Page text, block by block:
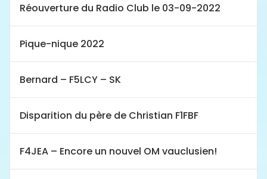
Réouverture du Radio Club le 03-09-2022
Pique-nique 2022
Bernard – F5LCY – SK
Disparition du père de Christian F1FBF
F4JEA – Encore un nouvel OM vauclusien!